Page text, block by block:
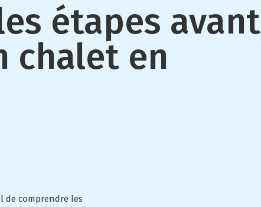
étapes avant
chalet en
de comprendre les